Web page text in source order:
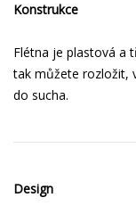
Konstrukce
Flétna je plastová a
tak můžete rozložit,
do sucha.
Design